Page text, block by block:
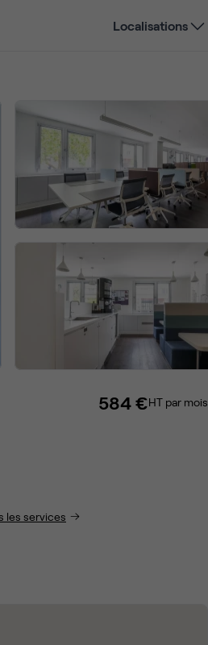
Localisations
584 €HT par mois
les services